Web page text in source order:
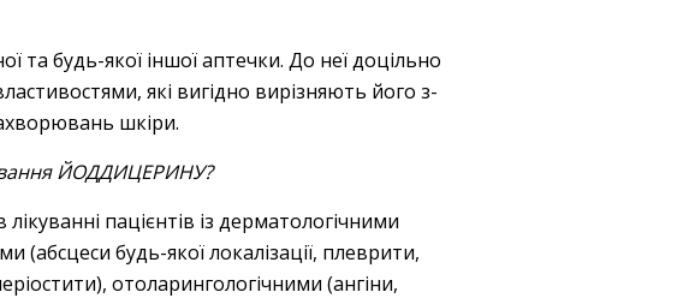
та будь-якої іншої аптечки. До неї доцільно
які вигідно вирізняють його з-
шкіри.
ЙОДДИЦЕРИНУ?
пацієнтів із дерматологічними
(абсцеси будь-якої локалізації, плеврити,
отоларингологічними (ангіни,